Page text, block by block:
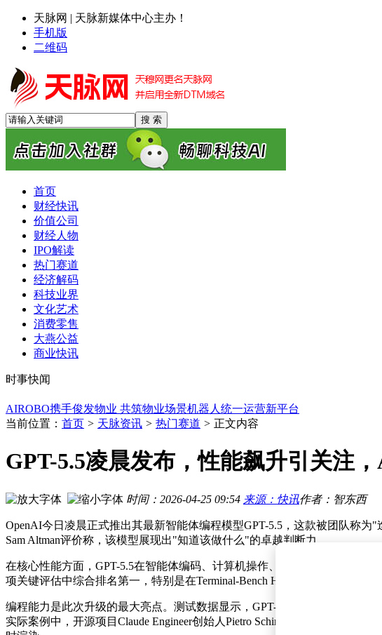
天脉网 | 天脉新媒体中心主办！
手机版
二维码
首页
财经快讯
价值公司
财经人物
IPO解读
热门赛道
经济解码
科技业界
文化艺术
消费零售
大燕公益
商业快讯
时事快闻
字节AI新战略：张一鸣“反蒸馏”定调，梁汝波“慢规则”铺就长远路
2026世界机器人大会来袭！科技美食文创齐聚 开启沉浸式消费新体验
打破传统！Simple AI手持设备记录数据，让机器人“零成本”学技能
SpaceX火箭残骸撞月引热议：是意外还是太空探索新契机？
马斯克Terafab项目在得州启动：初期投168亿，或成AI芯片制造新里程碑
2026年7月安卓次旗舰性能揭晓：荣耀OPPO领跑，小米iQOO紧随其后
马云旗下云锋基金2.34亿港元入局美国AI保险，Corgi估值三个月近翻四倍
字节AI新战略：张一鸣“反蒸馏”定调，梁汝波“慢规则”铺就长远路
2026世界机器人大会来袭！科技美食文创齐聚 开启沉浸式消费新体验
当前位置： 首页 > 天脉资讯 > 热门赛道 > 正文内容
GPT-5.5凌晨发布，性能飙升引关注
时间：2026-04-25 09:54 来源：快讯作者：智东西
OpenAI今日凌晨正式推出其最新智能体编程模型GPT-5.5，这款被团队称
Sam Altman评价称，该模型展现出"知道该做什么"的卓越判断力。
在核心性能方面，GPT-5.5在智能体编码、计算机操作、知识型工作及早期
项关键评估中综合排名第一，特别是在Terminal-Bench Hard、GDPval-AA
编程能力是此次升级的最大亮点。测试数据显示，GPT-5.5在代码编写、调
实际案例中，开源项目Claude Engineer创始人Pietro Schirano利用该模型在